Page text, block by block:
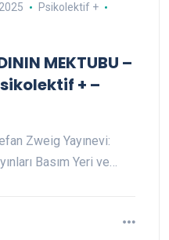
Psikolektif +
MEKTUBU –
+ –
Zweig Yayınevi:
Basım Yeri ve…